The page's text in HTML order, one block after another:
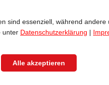
sind essenziell, während
unter Datenschutzerklärung |
Alle akzeptieren